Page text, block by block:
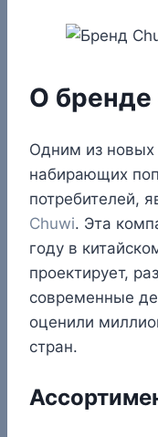
О бренде
Одним из новых
набирающих
потребителей,
Chuwi. Эта
году в
проектирует,
современные
оценили
стран.